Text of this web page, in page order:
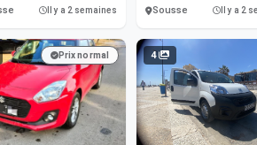
Il y a 2 semaines Sousse Il y a 2
Prix normal 4